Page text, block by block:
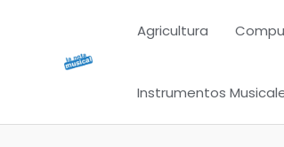
contenido
Agricultura
Instrumentos